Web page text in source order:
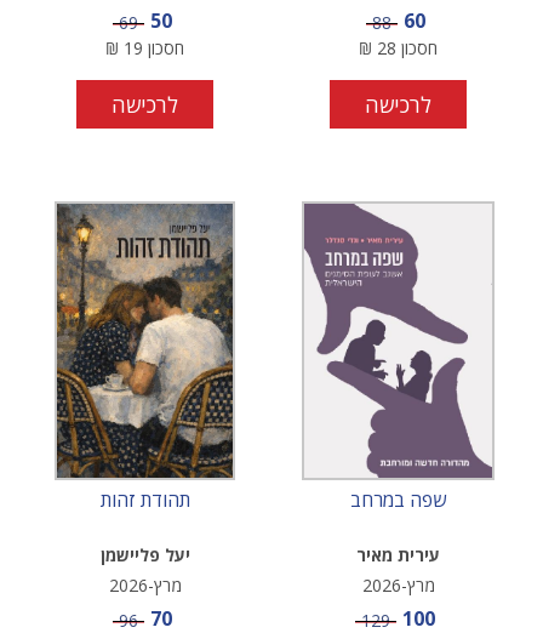
מחיר מבצע
60 מחיר
88
חסכון 28
₪
לרכישה
מחיר מבצע
50 מחיר
69
חסכון 19
₪
לרכישה
שפה במרחב
עירית מאיר
מרץ-2026
מחיר מבצע
100 מחיר
129
תהודת זהות
יעל פליישמן
מרץ-2026
מחיר מבצע
70 מחיר
96